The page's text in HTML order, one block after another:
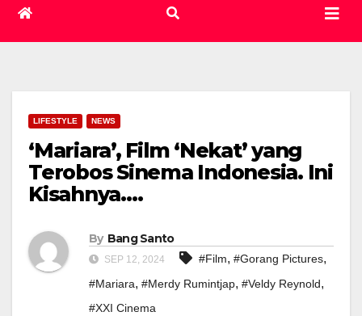
LIFESTYLE NEWS
‘Mariara’, Film ‘Nekat’ yang
Terobos Sinema Indonesia. Ini
Kisahnya….
By Bang Santo
SEP 12, 2024 #Film, #Gorang Pictures,
#Mariara, #Merdy Rumintjap, #Veldy Reynold,
#XXI Cinema